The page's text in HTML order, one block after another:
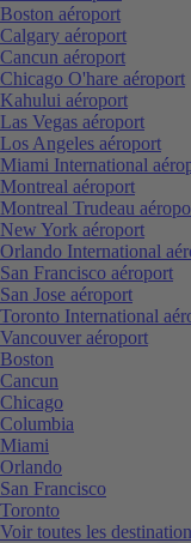
Boston aéroport
Calgary aéroport
Cancun aéroport
Chicago O'hare aéroport
Kahului aéroport
Las Vegas aéroport
Los Angeles aéroport
Miami International
Montreal aéroport
Montreal Trudeau
New York aéroport
Orlando International
San Francisco aéroport
San Jose aéroport
Toronto International
Vancouver aéroport
Boston
Cancun
Chicago
Columbia
Miami
Orlando
San Francisco
Toronto
Voir toutes les